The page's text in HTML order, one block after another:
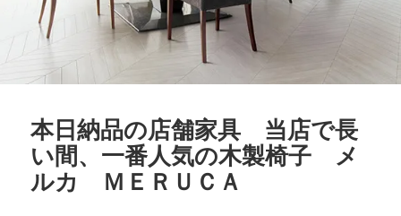
本日納品の店舗家具 当店で長
い間、一番人気の木製椅子 メ
ルカ ＭＥＲＵＣＡ